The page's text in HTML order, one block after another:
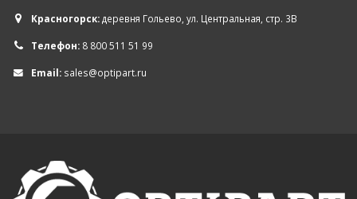
Красногорск:деревня Гольево, ул. Центральная, стр. 3В
Телефон: 8 800 511 51 99
Email: sales@optipart.ru